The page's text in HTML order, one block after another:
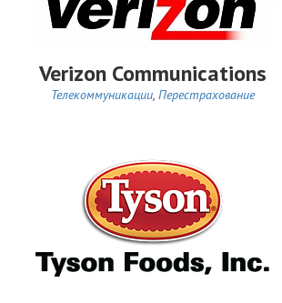
Verizon Communications
Телекоммуникации, Перестрахование